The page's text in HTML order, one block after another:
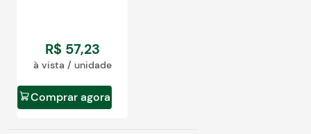
R$ 57,23
à vista / unidade
Comprar agora